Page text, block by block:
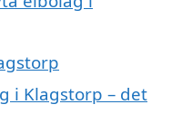
i Klagstorp – det